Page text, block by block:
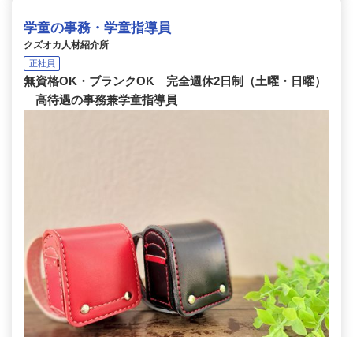
学童の事務・学童指導員
クズオカ人材紹介所
正社員
無資格OK・ブランクOK 完全週休2日制（土曜・日曜）
高待遇の事務兼学童指導員